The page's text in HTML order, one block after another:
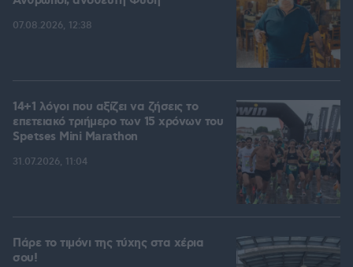
07.08.2026, 12:38
14+1 λόγοι που αξίζει να ζήσεις το
επετειακό τριήμερο των 15 χρόνων του
Spetses Mini Marathon
31.07.2026, 11:04
Πάρε το τιμόνι της τύχης στα χέρια
σου!